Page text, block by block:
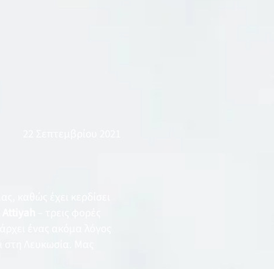
καθώς έχει κερδίσει
ένας ακόμα λόγος
Λευκωσία. Μας